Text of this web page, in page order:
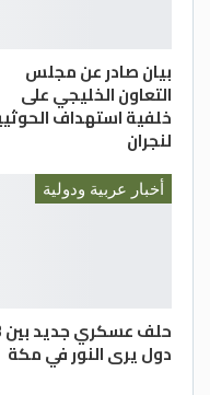
بيان صادر عن مجلس
التعاون الخليجي على
خلفية استهداف
لنجران
أخبار عربية ودولية
دول يرى النور في مكة